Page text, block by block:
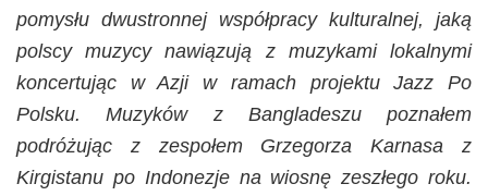
pomysłu dwustronnej współpracy kulturalnej, jaką
polscy muzycy nawiązują z muzykami lokalnymi
koncertując w Azji w ramach projektu Jazz Po
Polsku. Muzyków z Bangladeszu poznałem
podróżując z zespołem Grzegorza Karnasa z
Kirgistanu po Indonezje na wiosnę zeszłego roku.